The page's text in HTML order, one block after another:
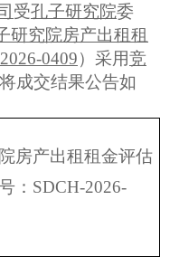
受孔子研究院委
研究院房产出租租
0409） 采用竞
成交结果公告如
房产出租租金评估
： SDCH-2026-